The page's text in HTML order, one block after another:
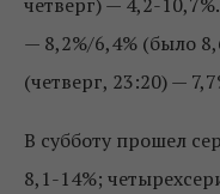
— 8,2%/6,4% (было
(четверг, 23:20) —
В субботу прошел
8,1-14%;